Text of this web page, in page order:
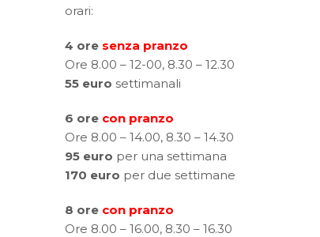
orari:
4 ore senza pranzo
Ore 8.00 – 12-00, 8.30 – 12.30
55 euro settimanali
6 ore con pranzo
Ore 8.00 – 14.00, 8.30 – 14.30
95 euro per una settimana
170 euro per due settimane
8 ore con pranzo
Ore 8.00 – 16.00, 8.30 – 16.30